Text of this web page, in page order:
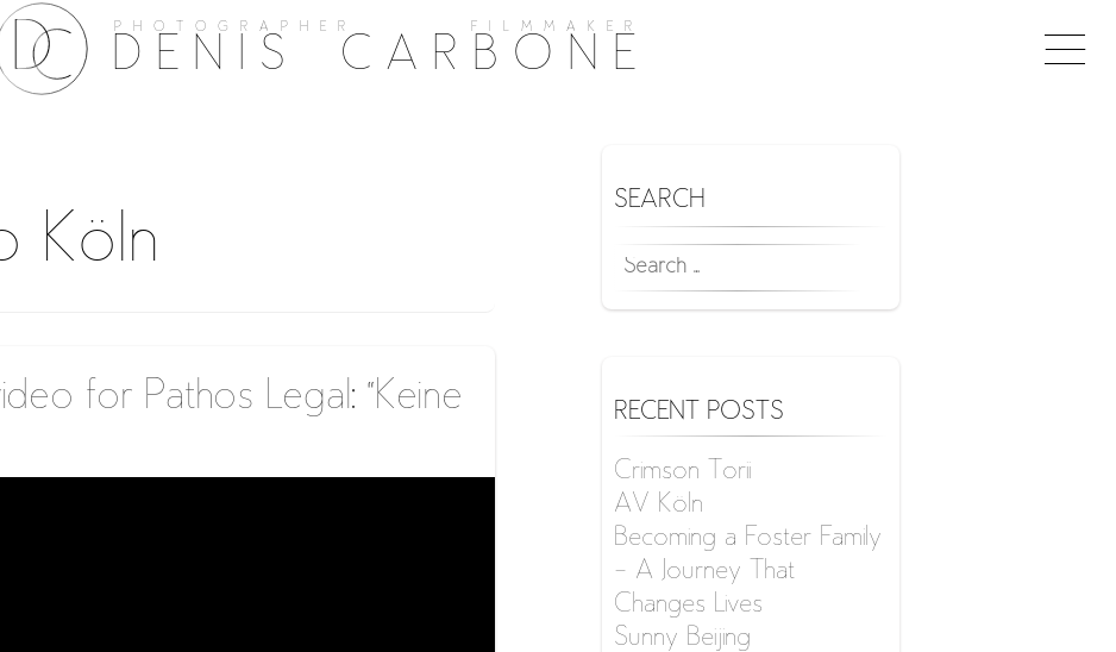
PHOTOGRAPHER FILMMAKER
DENIS CARBONE
Köln
for Pathos Legal: “Keine
SEARCH
SEARCH
FOR:
RECENT POSTS
Crimson Torii
AV Köln
Becoming a Foster Family
– A Journey That
Changes Lives
Sunny Beijing